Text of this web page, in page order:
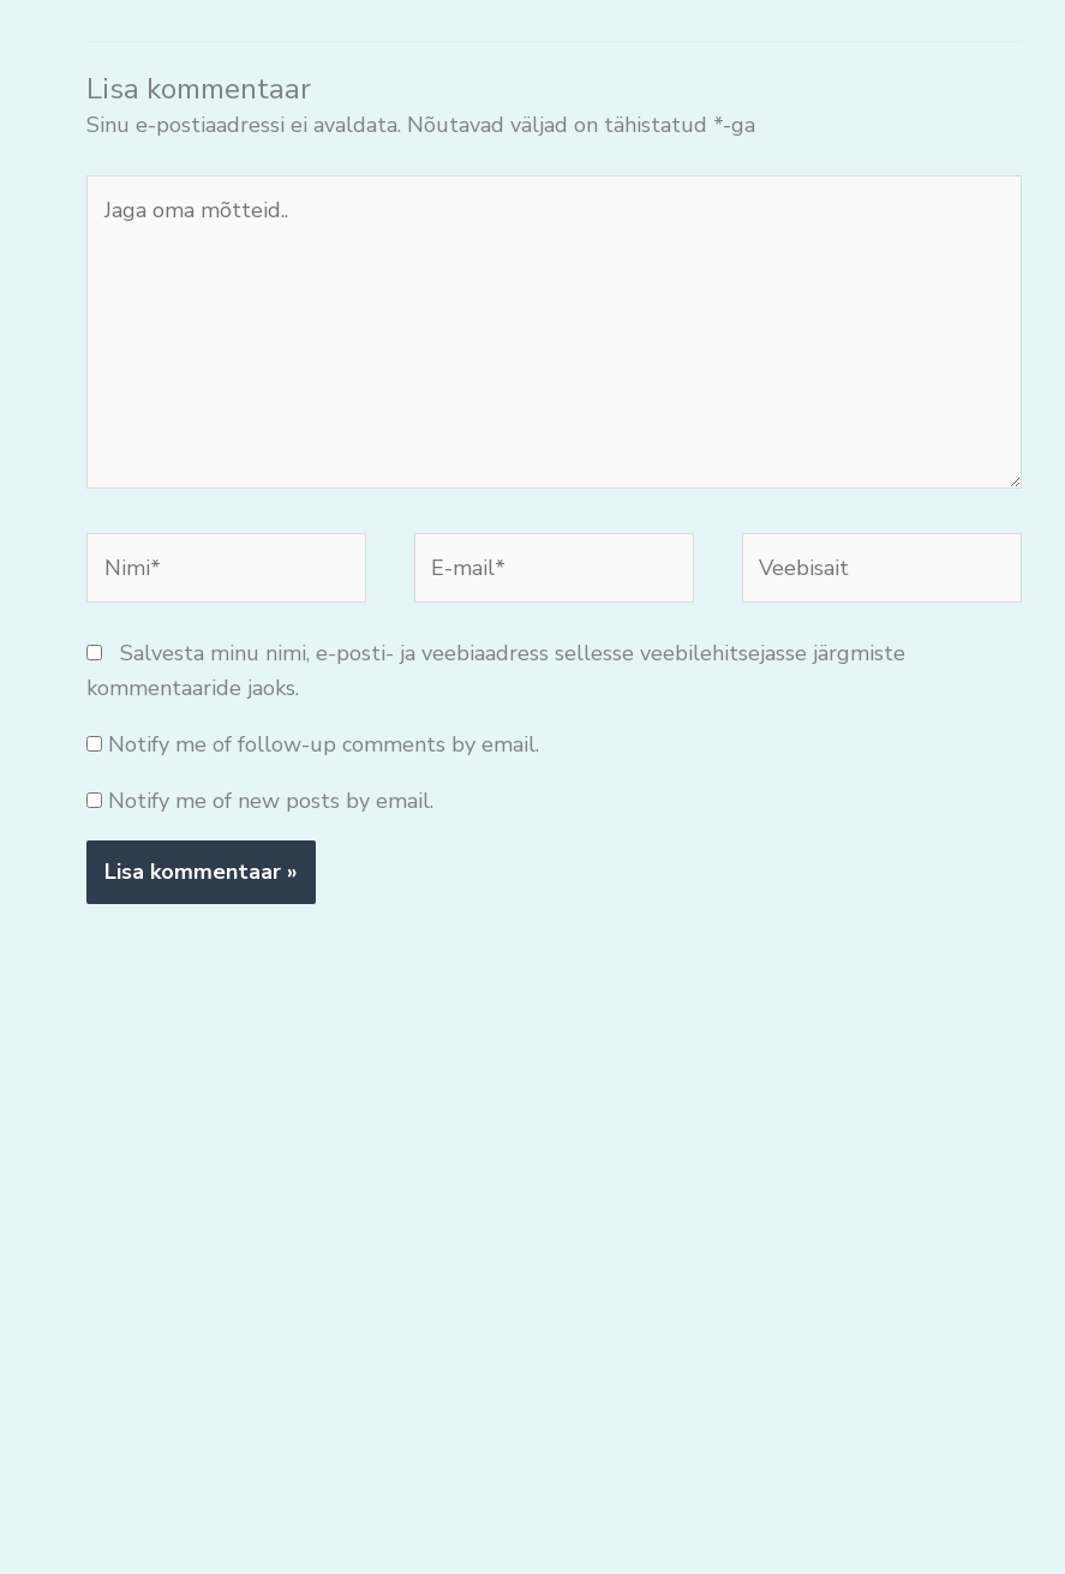
Lisa kommentaar
Sinu e-postiaadressi ei avaldata. Nõutavad väljad on tähistatud *-ga
oma
mail*
Salvesta minu nimi, e-posti- ja veebiaadress sellesse veebilehitsejasse järgmiste
kommentaaride jaoks.
Notify me of follow-up comments by email.
Notify me of new posts by email.